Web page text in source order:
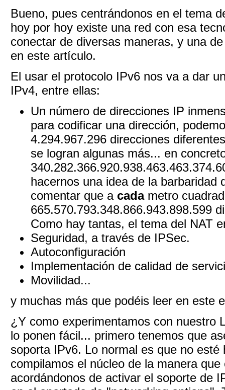
Bueno, pues centrándonos en el tema
hoy por hoy existe una red con esa
conectar de diversas maneras, y una
en este artículo.
El usar el protocolo IPv6 nos va a dar
IPv4, entre ellas:
Un número de direcciones IP
para codificar una dirección,
4.294.967.296 direcciones
se logran algunas más... en
hacernos una idea de la barbaridad
comentar que a cadametro
665.570.793.348.866.943.898.599
Como hay tantas, el tema del NAT
Seguridad, a través de IPSec.
Autoconfiguración
Implementación de calidad de
Movilidad...
y muchas más que podéis leer en este
¿Y como experimentamos con nuestro
lo ponen fácil... primero tenemos que
soporta IPv6. Lo normal es que no esté
compilamos el núcleo de la manera
acordándonos de activar el soporte de